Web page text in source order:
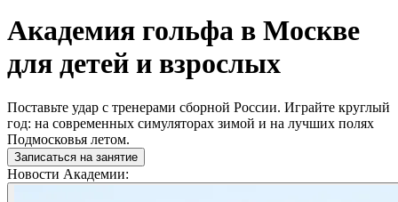
Академия гольфа в Москве
для детей и взрослых
Поставьте удар с тренерами сборной России. Играйте круглый
год: на современных симуляторах зимой и на лучших полях
Подмосковья летом.
Записаться на занятие
Новости Академии: